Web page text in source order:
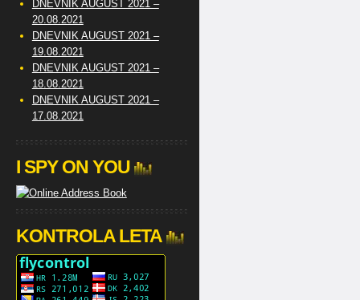
DNEVNIK AUGUST 2021 –
20.08.2021
DNEVNIK AUGUST 2021 –
19.08.2021
DNEVNIK AUGUST 2021 –
18.08.2021
DNEVNIK AUGUST 2021 –
17.08.2021
I SPY ON YOU
KONTROLA LETA